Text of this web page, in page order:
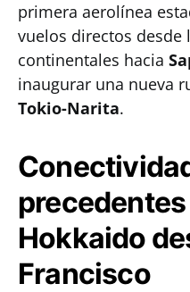
primera aerolínea
vuelos directos desde
continentales hacia
inaugurar una nueva
Tokio-Narita.
Hokkaido
Francisco